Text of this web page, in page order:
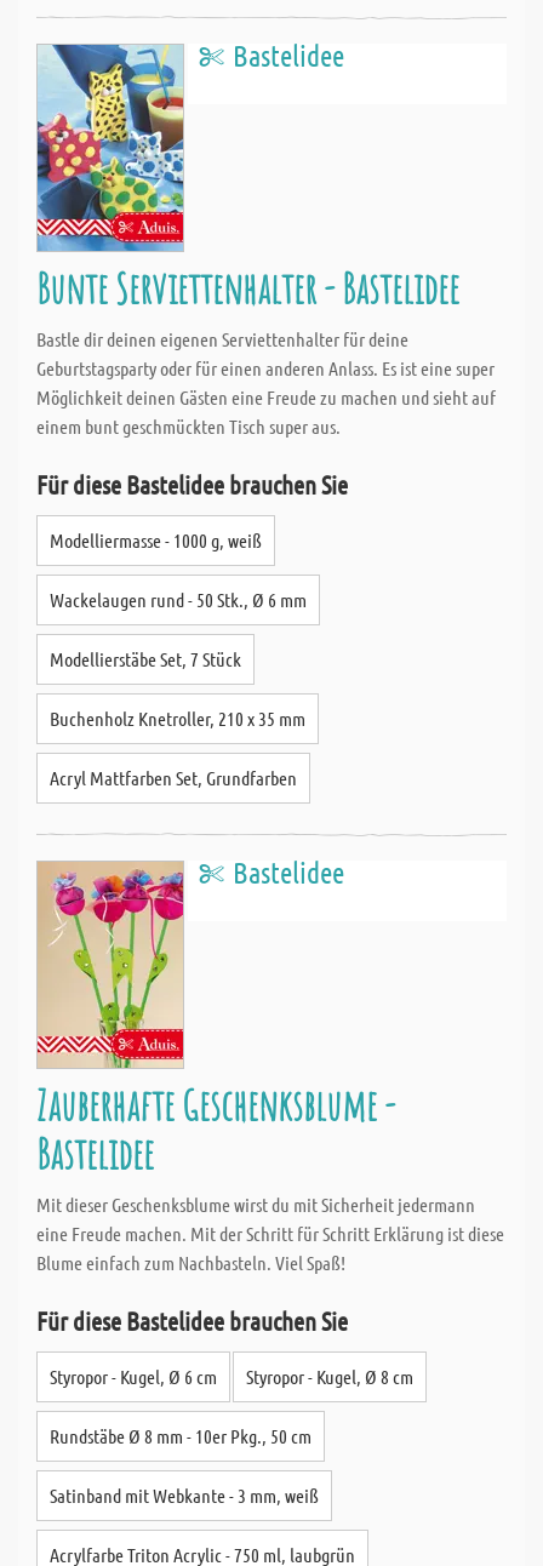
Bastelidee
Bunte Serviettenhalter - Bastelidee
Bastle dir deinen eigenen Serviettenhalter für deine
Geburtstagsparty oder für einen anderen Anlass. Es ist eine super
Möglichkeit deinen Gästen eine Freude zu machen und sieht auf
einem bunt geschmückten Tisch super aus.
Für diese Bastelidee brauchen Sie
Modelliermasse - 1000 g, weiß
Wackelaugen rund - 50 Stk., Ø 6 mm
Modellierstäbe Set, 7 Stück
Buchenholz Knetroller, 210 x 35 mm
Acryl Mattfarben Set, Grundfarben
Bastelidee
Zauberhafte Geschenksblume -
Bastelidee
Mit dieser Geschenksblume wirst du mit Sicherheit jedermann
eine Freude machen. Mit der Schritt für Schritt Erklärung ist diese
Blume einfach zum Nachbasteln. Viel Spaß!
Für diese Bastelidee brauchen Sie
Styropor - Kugel, Ø 6 cm Styropor - Kugel, Ø 8 cm
Rundstäbe Ø 8 mm - 10er Pkg., 50 cm
Satinband mit Webkante - 3 mm, weiß
Acrylfarbe Triton Acrylic - 750 ml, laubgrün